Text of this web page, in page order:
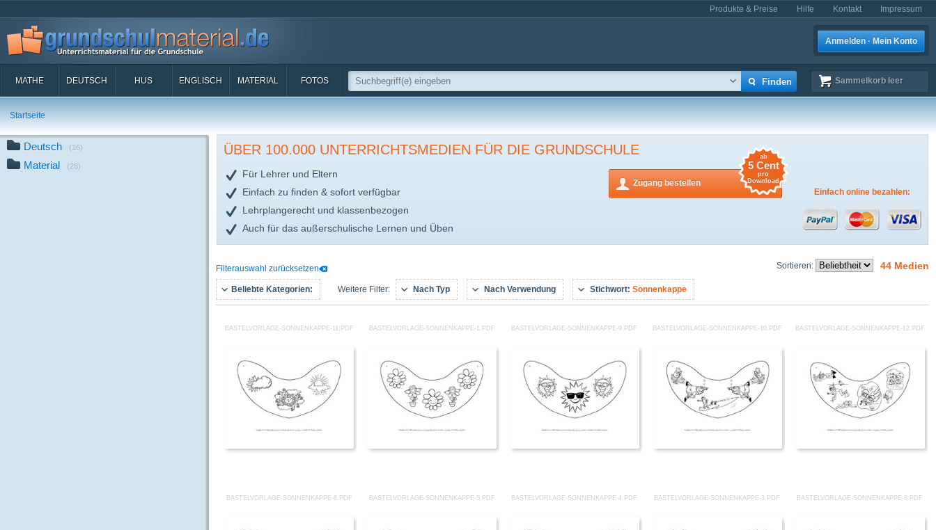
Produkte & Preise Hilfe Kontakt Impressum
Anmelden · Mein Konto
MATHE DEUTSCH HUS ENGLISCH MATERIAL FOTOS Sammelkorb leer
Startseite
Deutsch (16)
Material (28)
ÜBER 100.000 UNTERRICHTSMEDIEN FÜR DIE GRUNDSCHULE
Für Lehrer und Eltern
Einfach zu finden & sofort verfügbar
Lehrplangerecht und klassenbezogen
Auch für das außerschulische Lernen und Üben
Zugang bestellen
ab
5 Cent
pro
Download
Einfach online bezahlen:
Sortieren: 44 Medien
Filterauswahl zurücksetzen
Beliebte Kategorien: Weitere Filter: Nach Typ Nach Verwendung Stichwort: Sonnenkappe
BASTELVORLAGE-SONNENKAPPE-11.PDF BASTELVORLAGE-SONNENKAPPE-1.PDF BASTELVORLAGE-SONNENKAPPE-9.PDF BASTELVORLAGE-SONNENKAPPE-10.PDF BASTELVORLAGE-SONNENKAPPE-12.PDF
BASTELVORLAGE-SONNENKAPPE-6.PDF BASTELVORLAGE-SONNENKAPPE-5.PDF BASTELVORLAGE-SONNENKAPPE-4.PDF BASTELVORLAGE-SONNENKAPPE-3.PDF BASTELVORLAGE-SONNENKAPPE-8.PDF